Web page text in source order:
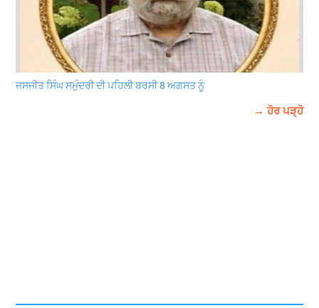
ਜਸਜੀਤ ਸਿੰਘ ਸਮੁੰਦਰੀ ਦੀ ਪਹਿਲੀ ਬਰਸੀ 8 ਅਗਸਤ ਨੂੰ
→ ਹੋਰ ਪੜ੍ਹੋ